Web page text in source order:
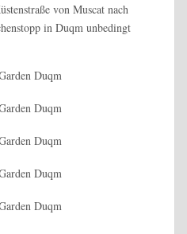
von Muscat nach
in Duqm unbedingt